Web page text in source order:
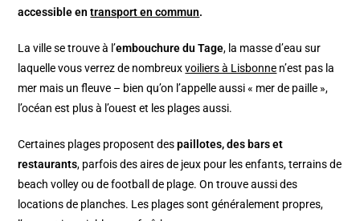
accessible entransport en commun.
La ville se trouve à l’embouchure du Tage, la masse d’eau sur
laquelle vous verrez de nombreuxvoiliers à Lisbonne n’est pas la
mer mais un fleuve – bien qu’on l’appelle aussi « mer de paille »,
l’océan est plus à l’ouest et les plages aussi.
Certaines plages proposent despaillotes, des bars et
restaurants, parfois des aires de jeux pour les enfants, terrains de
beach volley ou de football de plage. On trouve aussi des
locations de planches. Les plages sont généralement propres,